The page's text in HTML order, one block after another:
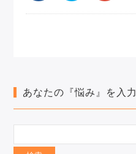
あなたの『悩み』を入力